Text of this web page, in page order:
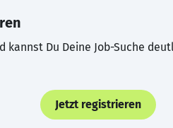
kannst Du Deine Job-Suche
Jetzt registrieren